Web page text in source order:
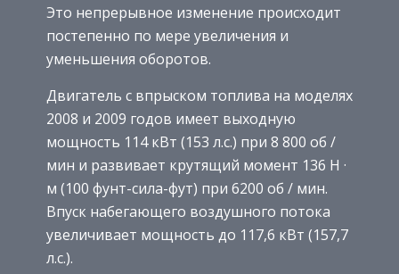
Это непрерывное изменение происходит
постепенно по мере увеличения и
уменьшения оборотов.
Двигатель с впрыском топлива на моделях
2008 и 2009 годов имеет выходную
мощность 114 кВт (153 л.с.) при 8 800 об /
мин и развивает крутящий момент 136 Н ·
м (100 фунт-сила-фут) при 6200 об / мин.
Впуск набегающего воздушного потока
увеличивает мощность до 117,6 кВт (157,7
л.с.).